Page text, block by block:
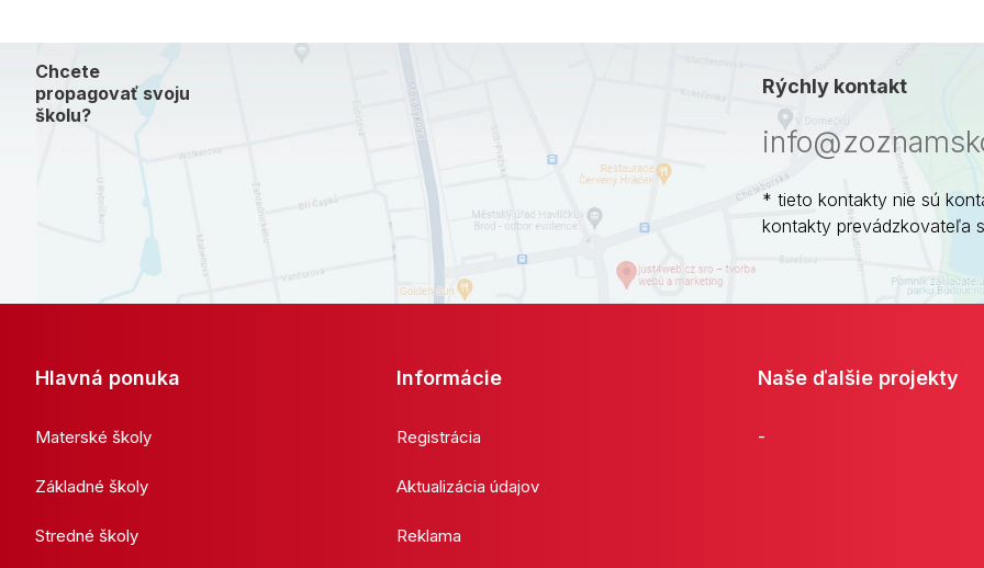
Chcete
propagovať svoju
školu?
Rýchly kontakt
* tieto kontakty nie sú
kontakty prevádzkovateľa
Hlavná ponuka
Materské školy
Základné školy
Stredné školy
Informácie
Registrácia
Aktualizácia údajov
Reklama
Naše ďalšie projekty
-